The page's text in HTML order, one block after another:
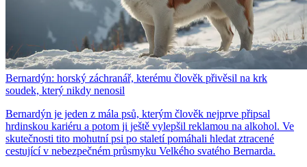
Bernardýn: horský záchranář, kterému člověk přivěsil na krk
soudek, který nikdy nenosil
Bernardýn je jeden z mála psů, kterým člověk nejprve připsal
hrdinskou kariéru a potom ji ještě vylepšil reklamou na alkohol. Ve
skutečnosti tito mohutní psi po staletí pomáhali hledat ztracené
cestující v nebezpečném průsmyku Velkého svatého Bernarda.